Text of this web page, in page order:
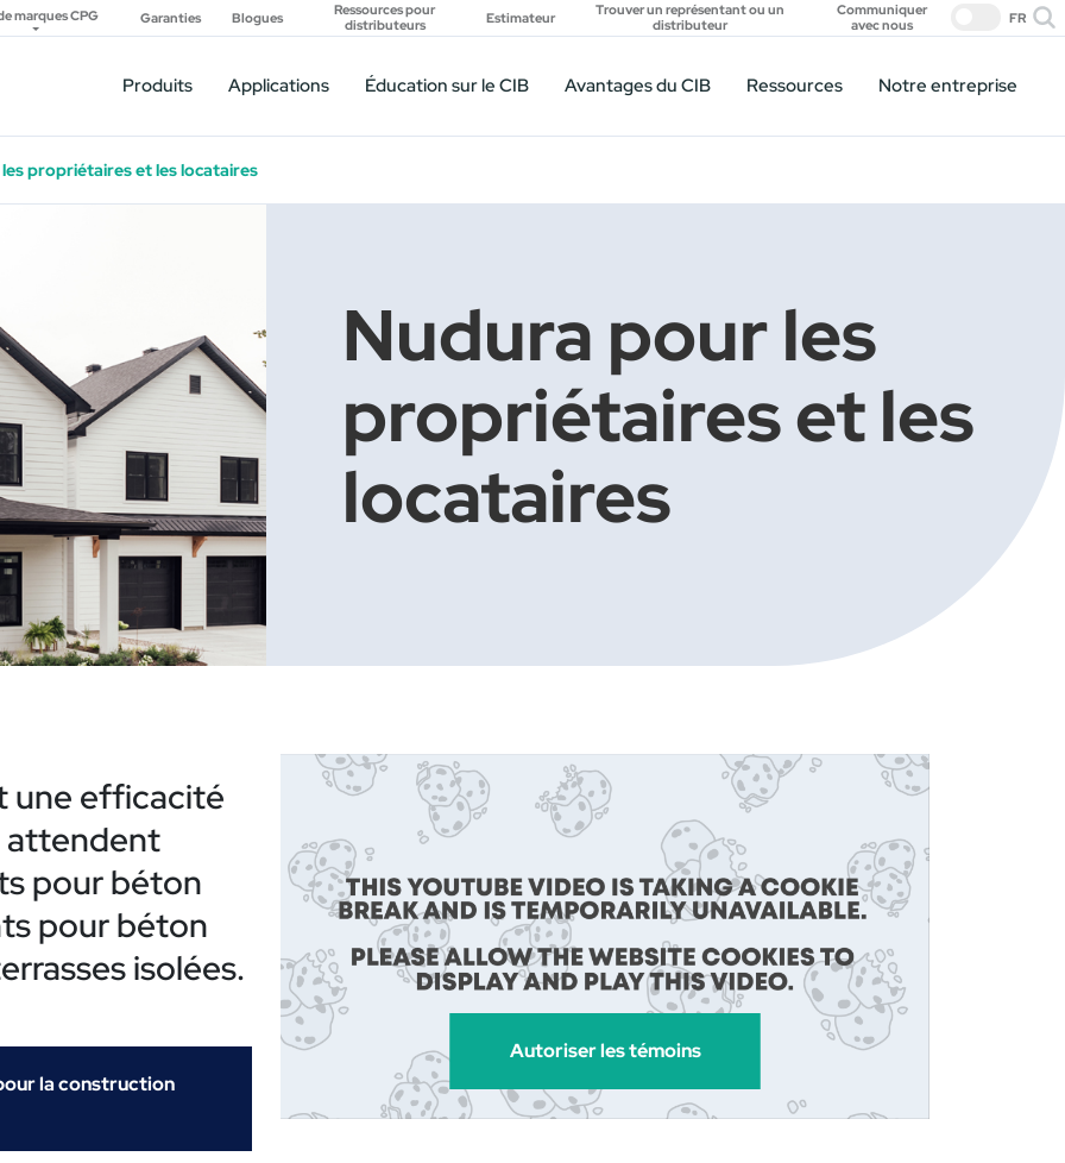
marques CPG Garanties Blogues
Ressources pour
distributeurs
Estimateur
Trouver un représentant ou un
distributeur
Communiquer
avec nous
FR
Produits Applications Éducation sur le CIB Avantages du CIB Ressources Notre entreprise
propriétaires et les locataires
Nudura pour les
propriétaires et les
locataires
une efficacité
attendent
pour béton
pour béton
isolées.
la construction
Autoriser les témoins